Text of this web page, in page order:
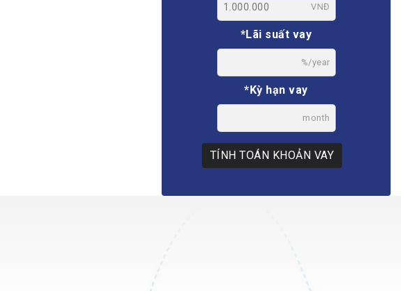
VNĐ
*Lãi suất vay
%/year
*Kỳ hạn vay
month
TÍNH TOÁN KHOẢN VAY